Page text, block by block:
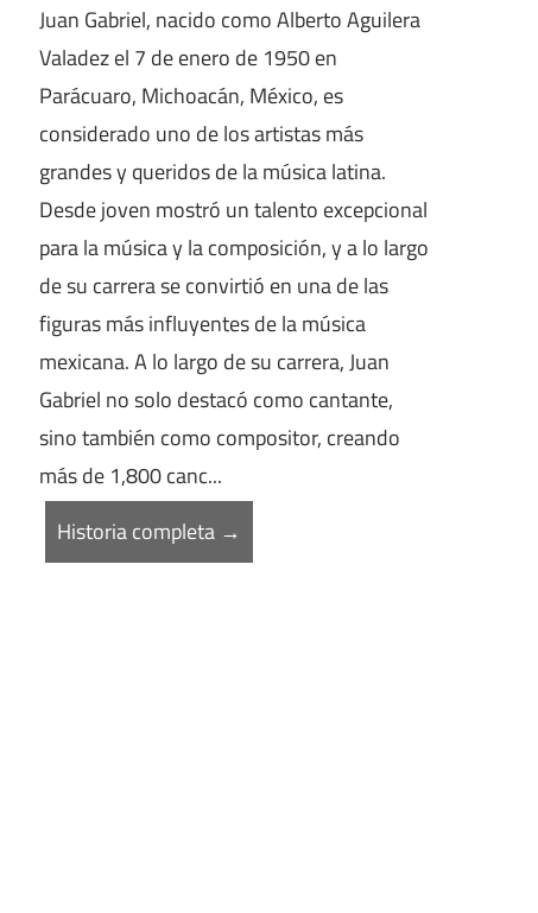
Juan Gabriel, nacido como Alberto Aguilera
Valadez el 7 de enero de 1950 en
Parácuaro, Michoacán, México, es
considerado uno de los artistas más
grandes y queridos de la música latina.
Desde joven mostró un talento excepcional
para la música y la composición, y a lo largo
de su carrera se convirtió en una de las
figuras más influyentes de la música
mexicana. A lo largo de su carrera, Juan
Gabriel no solo destacó como cantante,
sino también como compositor, creando
más de 1,800 canc...
Historia completa →